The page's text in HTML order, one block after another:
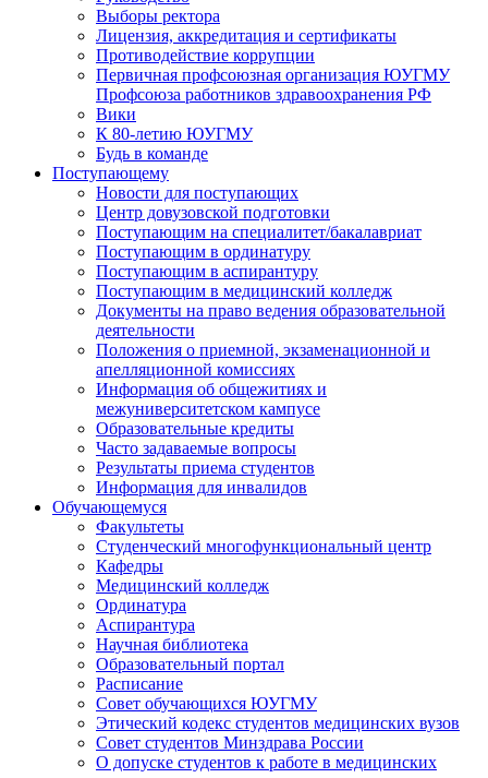
Выборы ректора
Лицензия, аккредитация и сертификаты
Противодействие коррупции
Первичная профсоюзная организация ЮУГМУ
Профсоюза работников здравоохранения РФ
Вики
К 80-летию ЮУГМУ
Будь в команде
Поступающему
Новости для поступающих
Центр довузовской подготовки
Поступающим на специалитет/бакалавриат
Поступающим в ординатуру
Поступающим в аспирантуру
Поступающим в медицинский колледж
Документы на право ведения образовательной
деятельности
Положения о приемной, экзаменационной и
апелляционной комиссиях
Информация об общежитиях и
межуниверситетском кампусе
Образовательные кредиты
Часто задаваемые вопросы
Результаты приема студентов
Информация для инвалидов
Обучающемуся
Факультеты
Студенческий многофункциональный центр
Кафедры
Медицинский колледж
Ординатура
Аспирантура
Научная библиотека
Образовательный портал
Расписание
Совет обучающихся ЮУГМУ
Этический кодекс студентов медицинских вузов
Совет студентов Минздрава России
О допуске студентов к работе в медицинских